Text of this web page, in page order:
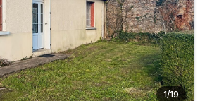
1/19